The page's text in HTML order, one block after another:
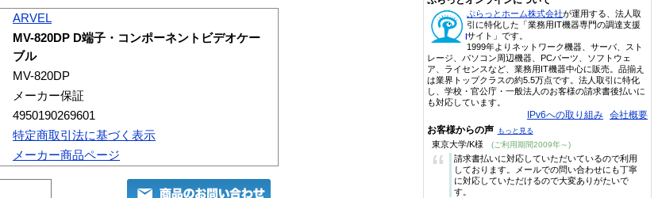
ARVEL
MV-820DP D端子・コンポーネントビデオケー
ブル
MV-820DP
メーカー保証
4950190269601
特定商取引法に基づく表示
メーカー商品ページ
ぷらっとホーム株式会社が運用する、法人取
引に特化した「業務用IT機器専門の調達支援
サイト」です。
1999年よりネットワーク機器、サーバ、スト
レージ、パソコン周辺機器、PCパーツ、ソフトウェ
ア、ライセンスなど、業務用IT機器中心に販売。品揃え
は業界トップクラスの約5.5万点です。法人取引に特化
し、学校・官公庁・一般法人のお客様の請求書後払いに
も対応しています。
IPv6への取り組み 会社概要
お客様からの声 もっと見る
東京大学/K様 (ご利用期間2009年～)
“
請求書払いに対応していただいているので利用
しております。メールでの問い合わせにも丁寧
に対応していただけるので大変ありがたいで
す。